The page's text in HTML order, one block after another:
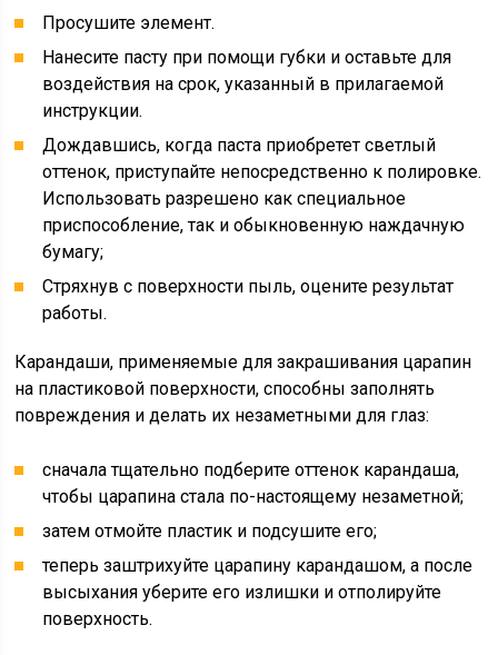
Просушите элемент.
Нанесите пасту при помощи губки и оставьте для
воздействия на срок, указанный в прилагаемой
инструкции.
Дождавшись, когда паста приобретет светлый
оттенок, приступайте непосредственно к полировке.
Использовать разрешено как специальное
приспособление, так и обыкновенную наждачную
бумагу;
Стряхнув с поверхности пыль, оцените результат
работы.
Карандаши, применяемые для закрашивания царапин
на пластиковой поверхности, способны заполнять
повреждения и делать их незаметными для глаз:
сначала тщательно подберите оттенок карандаша,
чтобы царапина стала по-настоящему незаметной;
затем отмойте пластик и подсушите его;
теперь заштрихуйте царапину карандашом, а после
высыхания уберите его излишки и отполируйте
поверхность.